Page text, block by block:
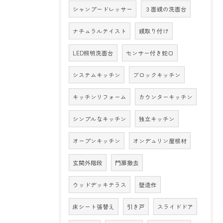
シャンプードレッサー ３面鏡の洗面台
ナチュラルテイスト 鏡取り付け
LED照明洗面台 センサー付き蛇口
システムキッチン ブロックキッチン
キッチンリフォーム カウンターキッチン
シンプルなキッチン 独立キッチン
オープンキッチン オンデュリン屋根材
玄関外階段 門扉撤去
ウッドデッキテラス 壁造作
床シート張替え 引き戸 スライドドア